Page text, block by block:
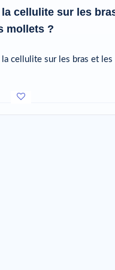
cellulite sur les
mollets ?
cellulite sur les bras et les